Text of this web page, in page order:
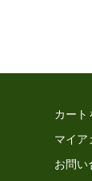
カート
マイア
お問い